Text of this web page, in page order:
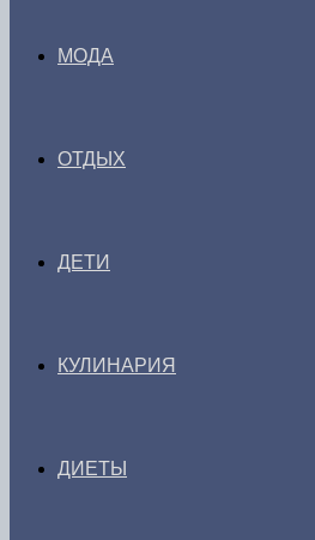
МОДА
ОТДЫХ
ДЕТИ
КУЛИНАРИЯ
ДИЕТЫ